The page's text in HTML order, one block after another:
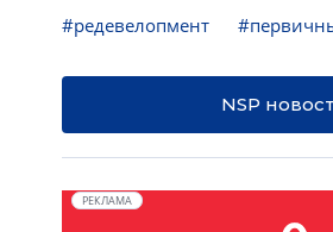
#редевелопмент
NSP
РЕКЛАМА